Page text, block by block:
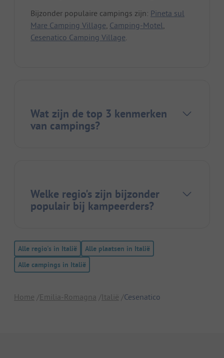
Bijzonder populaire campings zijn: Pineta sul
Mare Camping Village, Camping-Motel,
Cesenatico Camping Village.
Wat zijn de top 3 kenmerken
van campings?
Welke regio's zijn bijzonder
populair bij kampeerders?
Alle regio's in Italië
Alle plaatsen in Italië
Alle campings in Italië
Home Emilia-Romagna Italië Cesenatico